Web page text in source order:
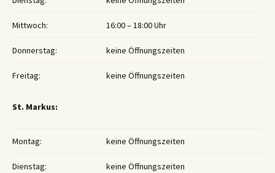
Mittwoch: 16:00 – 18:00 Uhr
Donnerstag: keine Öffnungszeiten
Freitag: keine Öffnungszeiten
St. Markus:
Montag: keine Öffnungszeiten
Dienstag: keine Öffnungszeiten